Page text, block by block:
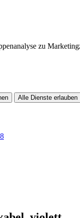
zu
Alle Dienste erlauben